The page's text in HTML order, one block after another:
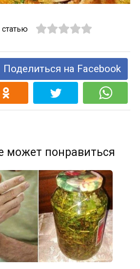
Поделиться на Facebook
может понравиться